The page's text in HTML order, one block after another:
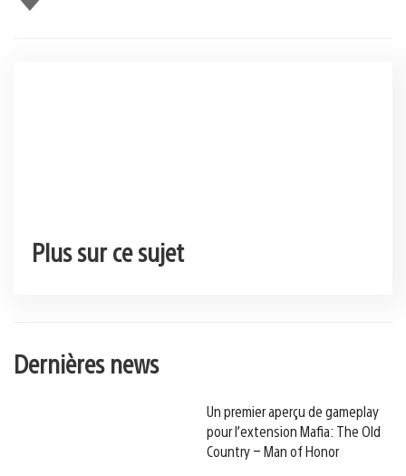
Plus sur ce sujet
Dernières news
Un premier aperçu de gameplay
pour l’extension Mafia: The Old
Country – Man of Honor